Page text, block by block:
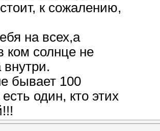
к сожалению,
на всех,а
ком солнце не
бывает 100
один, кто этих